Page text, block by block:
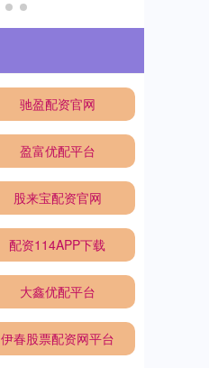
驰盈配资官网
盈富优配平台
股来宝配资官网
配资114APP下载
大鑫优配平台
伊春股票配资网平台